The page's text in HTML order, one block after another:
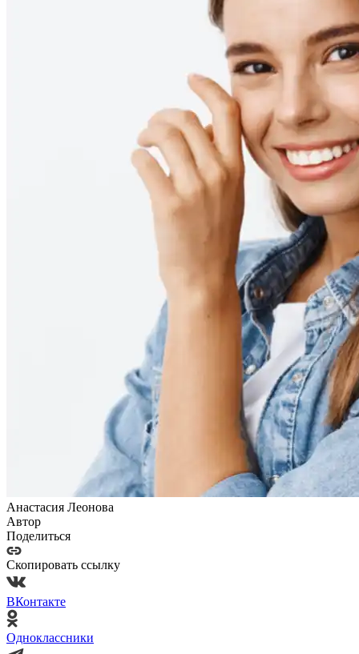
Анастасия Леонова
Автор
Поделиться
Скопировать ссылку
ВКонтакте
Одноклассники